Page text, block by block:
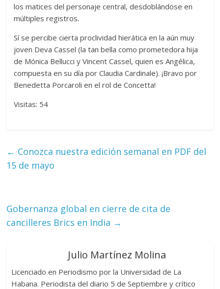
los matices del personaje central, desdoblándose en
múltiples registros.
Sí se percibe cierta proclividad hierática en la aún muy
joven Deva Cassel (la tan bella como prometedora hija
de Mónica Bellucci y Vincent Cassel, quien es Angélica,
compuesta en su día por Claudia Cardinale). ¡Bravo por
Benedetta Porcaroli en el rol de Concetta!
Visitas: 54
← Conozca nuestra edición semanal en PDF del
15 de mayo
Gobernanza global en cierre de cita de
cancilleres Brics en India →
Julio Martínez Molina
Licenciado en Periodismo por la Universidad de La
Habana. Periodista del diario 5 de Septiembre y crítico